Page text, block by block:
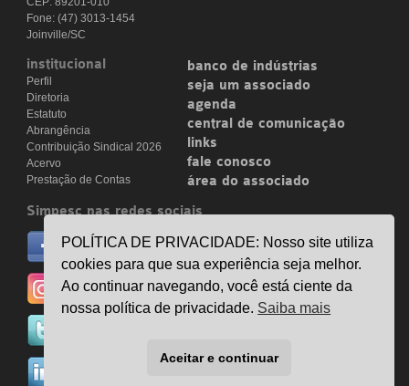
Fone: (47) 3013-1454
Joinville/SC
institucional
Perfil
Diretoria
Estatuto
Abrangência
Contribuição Sindical 2026
Acervo
Prestação de Contas
banco de indústrias
seja um associado
agenda
central de comunicação
links
fale conosco
área do associado
Simpesc nas redes sociais
no facebook
/simpesc
no instagram
@simpescplasticos
POLÍTICA DE PRIVACIDADE: Nosso site utiliza
cookies para que sua experiência seja melhor.
Ao continuar navegando, você está ciente da
nossa política de privacidade. Saiba mais
Aceitar e continuar